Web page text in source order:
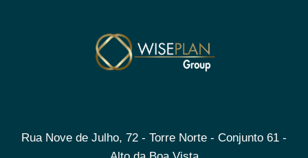
Rua Nove de Julho, 72 - Torre Norte - Conjunto 61 -